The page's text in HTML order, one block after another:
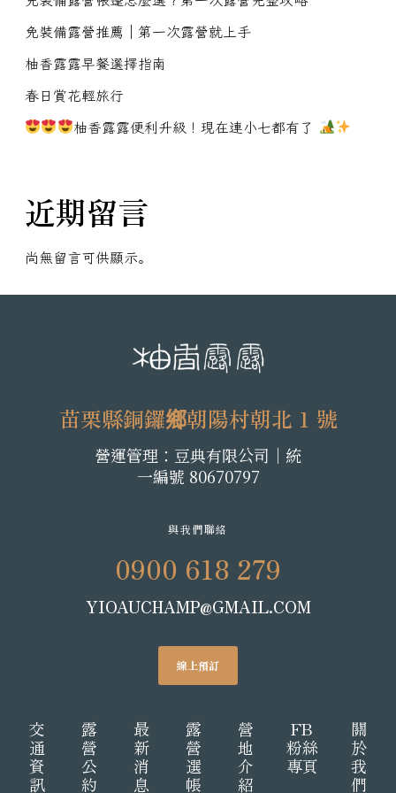
免裝備露營推薦｜第一次露營就上手
柚香露露早餐選擇指南
春日賞花輕旅行
柚香露露便利升級！現在連小七都有了
近期留言
尚無留言可供顯示。
苗栗縣銅鑼鄉朝陽村朝北 1 號
營運管理：豆典有限公司│統
一編號 80670797
與我們聯絡
0900 618 279
YIOAUCHAMP@GMAIL.COM
線上預訂
交
通
資
訊
露
營
公
約
最
新
消
息
露
營
選
帳
營
地
介
紹
FB
粉絲
專頁
關
於
我
們